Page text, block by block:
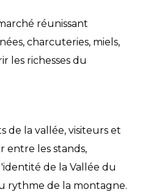
réunissant
charcuteries, miels,
les richesses du
de la vallée, visiteurs et
entre les stands,
de la Vallée du
rythme de la montagne.